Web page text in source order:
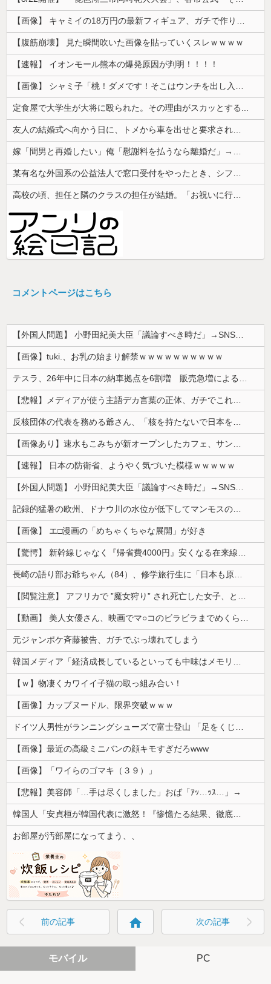
【腹筋崩壊】 見た瞬間吹いた画像を貼っていくスレｗｗｗｗ
【速報】 イオンモール熊本の爆発原因が判明！！！！
定食屋で大学生が大将に殴られた。その理由がスカッとする...
コメントページはこちら
【外国人問題】 小野田紀美大臣「議論すべき時だ」→SNS「まだ議論もしてなかったんだ...」→小野田大臣「これが進歩状況です」めちゃくちゃ仕事して...
【画像】tuki.、お乳の始まり解禁ｗｗｗｗｗｗｗｗｗｗ
テスラ、26年中に日本の納車拠点を6割増 販売急増による混乱収拾へ
【悲報】メディアが使う主語デカ言葉の正体、ガチでこれだったｗｗｗｗ
反核団体の代表を務める爺さん、「核を持たないで日本を守れますか」と中学生に詰問された結果……
【画像あり】速水もこみちが新オープンしたカフェ、サンドイッチ1つ「3000円」ｗｗｗｗｗ
【速報】 日本の防衛省、ようやく気づいた模様ｗｗｗｗｗ
【外国人問題】 小野田紀美大臣「議論すべき時だ」→SNS「まだ議論もしてなかったんだ...」→小野田大臣「これが進歩状況です」めちゃくちゃ仕事して...
記録的猛暑の欧州、ドナウ川の水位が低下してマンモスの骨や沈没したドイツ軍の戦艦が出現
【画像】 エ□漫画の「めちゃくちゃな展開」が好き
【驚愕】 新幹線じゃなく『帰省費4000円』安くなる在来線で帰省した結果ｗｗｗｗｗ
長崎の語り部お爺ちゃん（84）、修学旅行生に「日本も原爆を持たないと負ける」と言われびっくり！ 被団協代表（85）も中学生に「核を持たないで日本...
【閲覧注意】 アフリカで ”魔女狩り” され死亡した女子、とんでもなくエ□い体してると話題に
【動画】 美人女優さん、映画でマ○コのビラビラまでめくらせてしまうｗｗｗｗｗｗ
元ジャンポケ斉藤被告、ガチでぶっ壊れてしまう
韓国メディア「経済成長しているといっても中味はメモリ価格だけ。雇用増加見通しが半減してしまった」……韓国の内需不況は根強い状況っすね
【ｗ】物凄くカワイイ子猫の取っ組み合い！
【画像】カップヌードル、限界突破ｗｗｗ
ドイツ人男性がランニングシューズで富士登山 「足をくじいて動けない」
【画像】最近の高級ミニバンの顔キモすぎだろwww
【画像】「ワイらのゴマキ（３９）」
【悲報】美容師「…手は尽くしました」おば「ｱｯ…ｯｽ…」→
韓国人「安貞桓が韓国代表に激怒！『惨憺たる結果、徹底的な刷新が必要だ』と監督や協会を痛烈批判」
お部屋が汚部屋になってまう、、
前の記事 home 次の記事
モバイル PC